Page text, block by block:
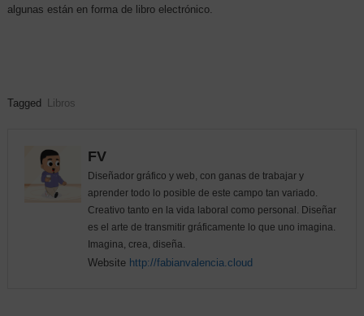
algunas están en forma de libro electrónico.
Tagged Libros
FV
Diseñador gráfico y web, con ganas de trabajar y
aprender todo lo posible de este campo tan variado.
Creativo tanto en la vida laboral como personal. Diseñar
es el arte de transmitir gráficamente lo que uno imagina.
Imagina, crea, diseña.
Website http://fabianvalencia.cloud